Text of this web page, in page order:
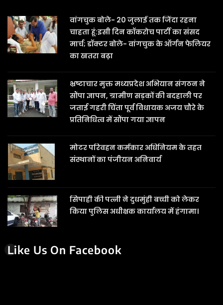
वांगचुक बोले- 20 जुलाई तक जिंदा रहना
चाहता हूं:इसी दिन कॉकरोच पार्टी का संसद
मार्च; डॉक्टर बोले- वांगचुक के ऑर्गन फेलियर
का खतरा बढ़ा
भ्रष्टाचार मुक्त मध्यप्रदेश अभियान संगठन ने
सौंपा ज्ञापन, ग्रामीण सड़कों की बदहाली पर
जताई गहरी चिंता पूर्व विधायक अजय चौरे के
प्रतिनिधित्व में सौंपा गया ज्ञापन
मोटर परिवहन कर्मकार अधिनियम के तहत
संस्थानों का पंजीयन अनिवार्य
सिपाही की पत्नी ने दुधमुंही बच्ची को लेकर
किया पुलिस अधीक्षक कार्यालय में हंगामा।
Like Us On Facebook